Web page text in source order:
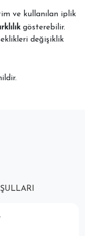
ve kullanılan iplik
gösterebilir.
değişiklik